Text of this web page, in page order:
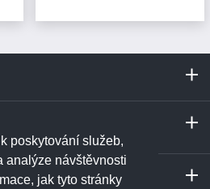
poskytování služeb,
analýze návštěvnosti
jak tyto stránky
Budějovic